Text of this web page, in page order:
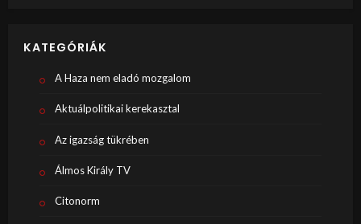
KATEGÓRIÁK
A Haza nem eladó mozgalom
Aktuálpolitikai kerekasztal
Az igazság tükrében
Álmos Király TV
Citonorm